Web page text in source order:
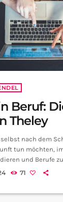
Beruf:
Theley
selbst nach dem
tun möchten,
und Berufe
in
71